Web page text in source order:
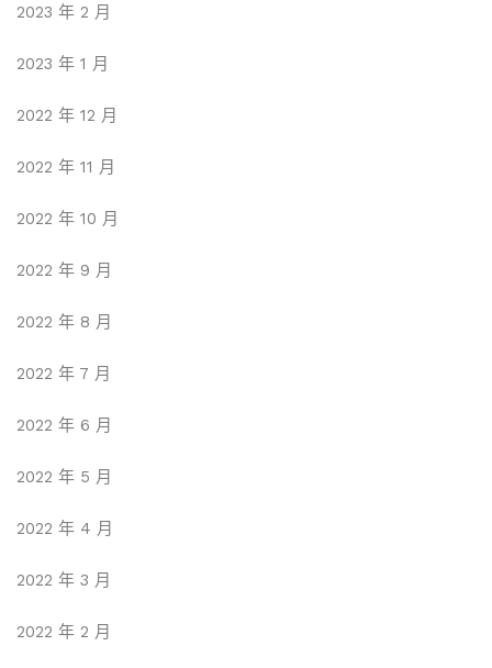
2023 年 2 月
2023 年 1 月
2022 年 12 月
2022 年 11 月
2022 年 10 月
2022 年 9 月
2022 年 8 月
2022 年 7 月
2022 年 6 月
2022 年 5 月
2022 年 4 月
2022 年 3 月
2022 年 2 月